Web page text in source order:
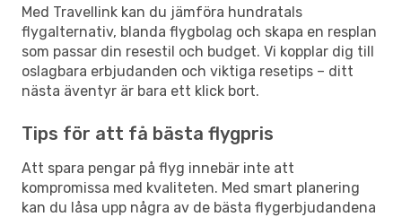
Med Travellink kan du jämföra hundratals
flygalternativ, blanda flygbolag och skapa en resplan
som passar din resestil och budget. Vi kopplar dig till
oslagbara erbjudanden och viktiga resetips – ditt
nästa äventyr är bara ett klick bort.
Tips för att få bästa flygpris
Att spara pengar på flyg innebär inte att
kompromissa med kvaliteten. Med smart planering
kan du låsa upp några av de bästa flygerbjudandena